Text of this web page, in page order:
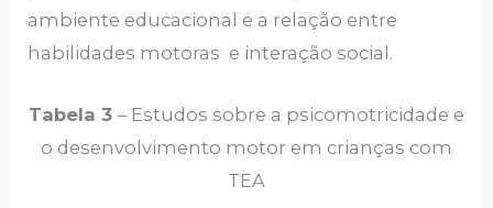
ambiente educacional e a relação entre
habilidades motoras e interação social.
Tabela 3 – Estudos sobre a psicomotricidade e
o desenvolvimento motor em crianças com
TEA